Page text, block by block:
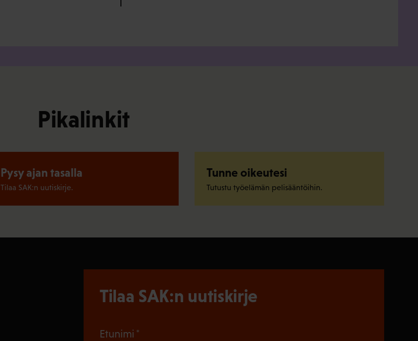
Pikalinkit
Pysy ajan tasalla
Tilaa SAK:n uutiskirje.
Tunne oikeutesi
Tutustu työelämän pelisääntöihin.
Tilaa SAK:n uutiskirje
Etunimi